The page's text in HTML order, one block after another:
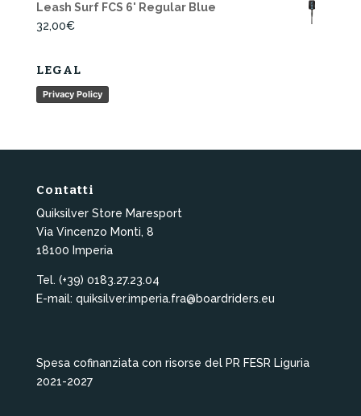
Leash Surf FCS 6' Regular Blue
32,00€
LEGAL
Privacy Policy
Contatti
Quiksilver Store Maresport
Via Vincenzo Monti, 8
18100 Imperia
Tel. (+39) 0183.27.23.04
E-mail: quiksilver.imperia.fra@boardriders.eu
Spesa cofinanziata con risorse del PR FESR Liguria
2021-2027